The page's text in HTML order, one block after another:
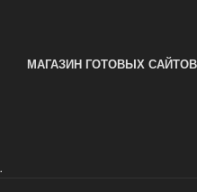
МАГАЗИН ГОТОВЫХ САЙТОВ
.